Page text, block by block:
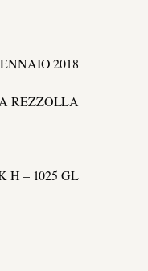
2018
REZZOLLA
H – 1025 GL